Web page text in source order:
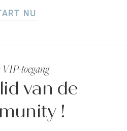
NU
VIP-toegang
van de
!